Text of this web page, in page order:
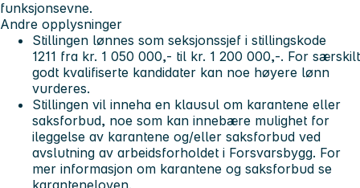
funksjonsevne.
Andre opplysninger
Stillingen lønnes som seksjonssjef i stillingskode
1211 fra kr. 1 050 000,- til kr. 1 200 000,-. For særskilt
godt kvalifiserte kandidater kan noe høyere lønn
vurderes.
Stillingen vil inneha en klausul om karantene eller
saksforbud, noe som kan innebære mulighet for
ileggelse av karantene og/eller saksforbud ved
avslutning av arbeidsforholdet i Forsvarsbygg. For
mer informasjon om karantene og saksforbud se